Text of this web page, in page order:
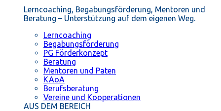
Lerncoaching, Begabungsförderung, Mentoren und
Beratung – Unterstützung auf dem eigenen Weg.
Lerncoaching
Begabungsförderung
PG Förderkonzept
Beratung
Mentoren und Paten
KAoA
Berufsberatung
Vereine und Kooperationen
AUS DEM BEREICH